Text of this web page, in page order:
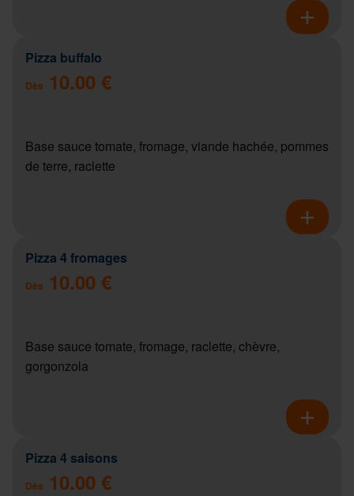
Pizza buffalo
Dès 10.00 €
Base sauce tomate, fromage, viande hachée, pommes
de terre, raclette
Pizza 4 fromages
Dès 10.00 €
Base sauce tomate, fromage, raclette, chèvre,
gorgonzola
Pizza 4 saisons
Dès 10.00 €